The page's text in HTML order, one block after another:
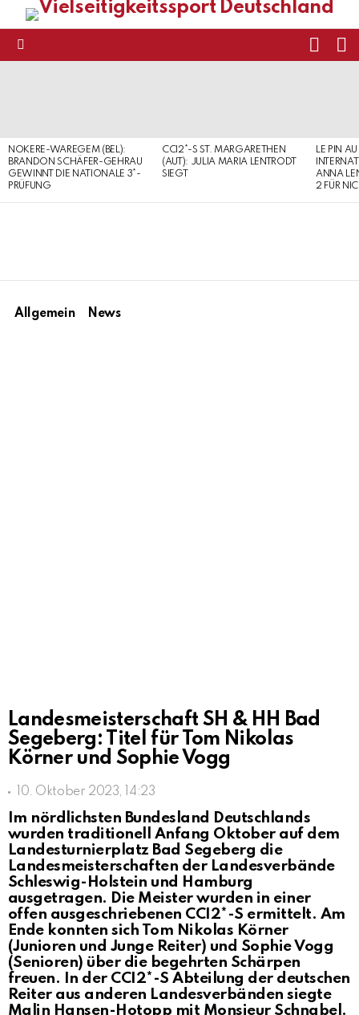
NOKERE-WAREGEM (BEL):
BRANDON SCHÄFER-GEHRAU
GEWINNT DIE NATIONALE 3*-
PRÜFUNG
CCI2*-S ST. MARGARETHEN
(AUT): JULIA MARIA LENTRODT
SIEGT
LE PIN
ANNA
2 FÜR
Allgemein News
Landesmeisterschaft SH & HH Bad
Segeberg: Titel für Tom Nikolas
Körner und Sophie Vogg
10. Oktober 2023, 14:23
Im nördlichsten Bundesland Deutschlands
wurden traditionell Anfang Oktober auf dem
Landesturnierplatz Bad Segeberg die
Landesmeisterschaften der Landesverbände
Schleswig-Holstein und Hamburg
ausgetragen. Die Meister wurden in einer
offen ausgeschriebenen CCI2*-S ermittelt. Am
Ende konnten sich Tom Nikolas Körner
(Junioren und Junge Reiter) und Sophie Vogg
(Senioren) über die begehrten Schärpen
freuen. In der CCI2*-S Abteilung der deutschen
Reiter aus anderen Landesverbänden siegte
Malin Hansen-Hotopp mit Monsieur Schnabel.